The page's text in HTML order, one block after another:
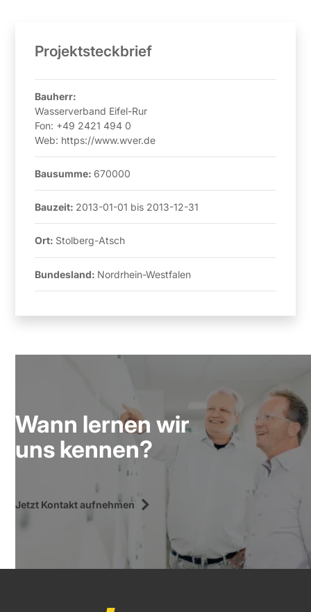
Projektsteckbrief
Bauherr:
Wasserverband Eifel-Rur
Fon: +49 2421 494 0
Web: https://www.wver.de
Bausumme:670000
Bauzeit: 2013-01-01 bis 2013-12-31
Ort: Stolberg-Atsch
Bundesland: Nordrhein-Westfalen
Wann lernen wir
uns kennen?
Jetzt Kontakt aufnehmen